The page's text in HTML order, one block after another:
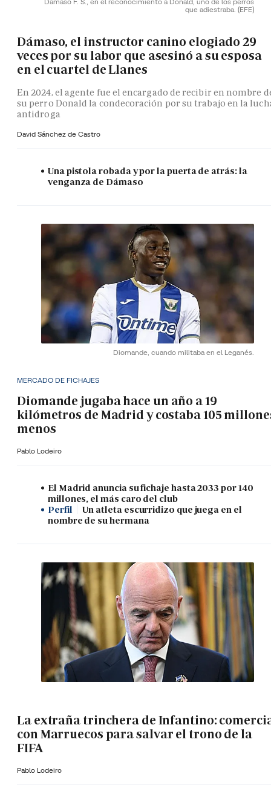
que adiestraba. (EFE)
Dámaso, el instructor canino elogiado 29
veces por su labor que asesinó a su esposa
en el cuartel de Llanes
En 2024, el agente fue el encargado de recibir en nombre
su perro Donald la condecoración por su trabajo en la
antidroga
David Sánchez de Castro
Una pistola robada y por la puerta de atrás: la
venganza de Dámaso
Diomande, cuando militaba en el Leganés.
MERCADO DE FICHAJES
Diomande jugaba hace un año a 19
kilómetros de Madrid y costaba 105
menos
Pablo Lodeiro
El Madrid anuncia su fichaje hasta 2033 por 140
millones, el más caro del club
Perfil
Un atleta escurridizo que juega en el
nombre de su hermana
La extraña trinchera de Infantino:
con Marruecos para salvar el trono de la
FIFA
Pablo Lodeiro